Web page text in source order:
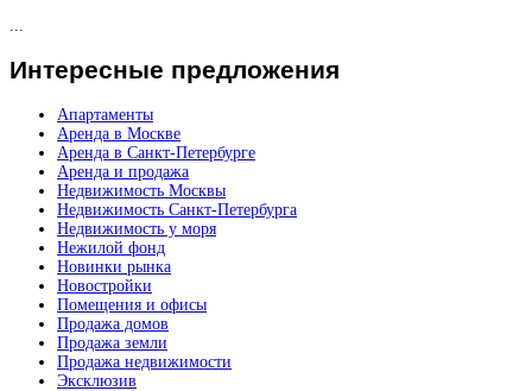
Интересные предложения
Апартаменты
Аренда в Москве
Аренда в Санкт-Петербурге
Аренда и продажа
Недвижимость Москвы
Недвижимость Санкт-Петербурга
Недвижимость у моря
Нежилой фонд
Новинки рынка
Новостройки
Помещения и офисы
Продажа домов
Продажа земли
Продажа недвижимости
Эксклюзив